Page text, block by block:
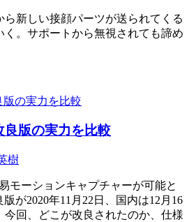
ら新しい接顔パーツが送られてくる
く。サポートから無視されても諦め
良版の実力を比較
樹
モーションキャプチャーが可能と
が2020年11月22日、国内は12月16
今回、どこが改良されたのか、仕様